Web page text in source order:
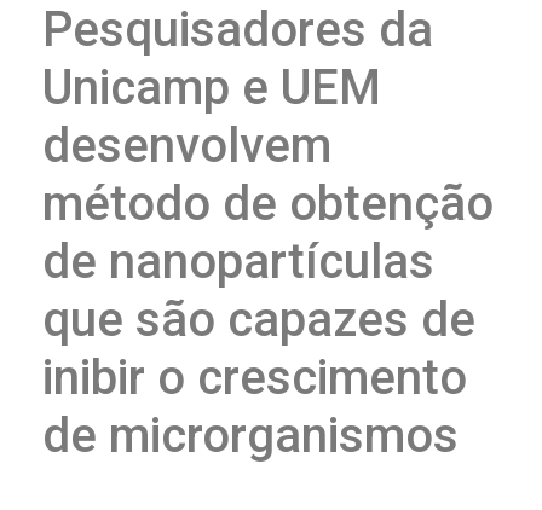
Pesquisadores da
Unicamp e UEM
desenvolvem
método de obtenção
de nanopartículas
que são capazes de
inibir o crescimento
de microrganismos